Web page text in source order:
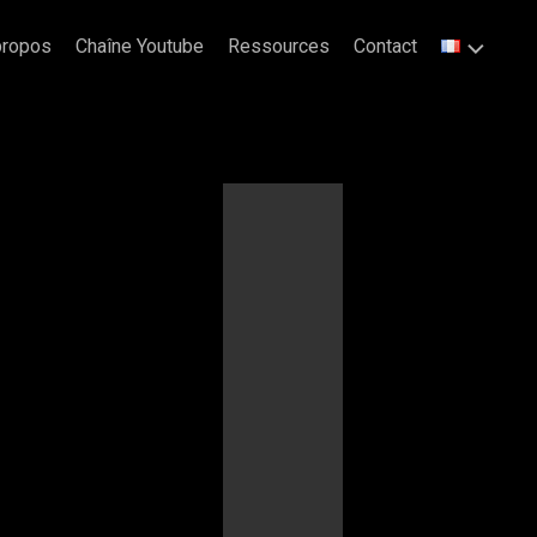
Chaîne Youtube Ressources Contact